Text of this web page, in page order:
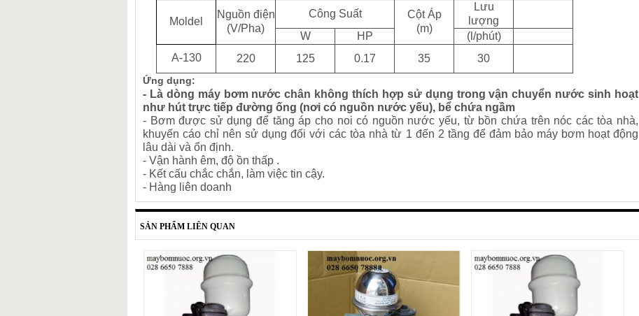
Moldel
Nguồn điện
(V/Pha)
Công Suất
Cột Áp
(m)
Lưu
lượng
W
HP
(l/phút)
A-130
220 125 0.17 35 30
Ứng dụng:
- Là dòng máy bơm nước chân không thích hợp sử dụng trong vận chuyển nước sinh hoạt
như hút trực tiếp đường ống (nơi có nguồn nước yếu), bể chứa ngầm
- Bơm được sử dụng để tăng áp cho noi có nguồn nước yếu, từ bồn chứa trên nóc các tòa nhà,
khuyến cáo chỉ nên sử dụng đối với các tòa nhà từ 1 đến 2 tầng để đảm bảo máy bơm hoạt động
lâu dài và ổn định.
- Vận hành êm, độ ồn thấp .
- Kết cấu chắc chắn, làm việc tin cậy.
- Hàng liên doanh
SẢN PHẨM LIÊN QUAN